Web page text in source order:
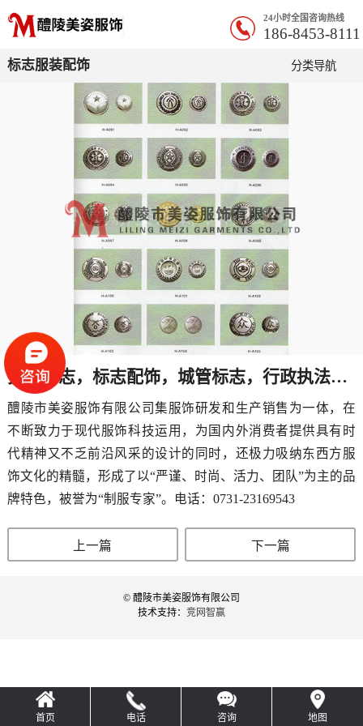
24小时全国咨询热线
186-8453-8111
标志服装配饰 分类导航
执法标志，标志配饰，城管标志，行政执法标志17
醴陵市美姿服饰有限公司集服饰研发和生产销售为一体，在
不断致力于现代服饰科技运用，为国内外消费者提供具有时
代精神又不乏前沿风采的设计的同时，还极力吸纳东西方服
饰文化的精髓，形成了以“严谨、时尚、活力、团队”为主的品
牌特色，被誉为“制服专家”。电话：0731-23169543
上一篇 下一篇
© 醴陵市美姿服饰有限公司
技术支持： 竞网智赢
首页 电话 咨询 地图